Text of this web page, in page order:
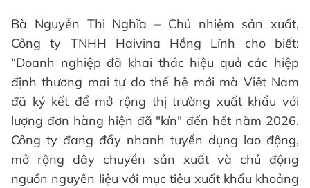
Bà Nguyễn Thị Nghĩa – Chủ nhiệm sản xuất,
Công ty TNHH Haivina Hồng Lĩnh cho biết:
“Doanh nghiệp đã khai thác hiệu quả các hiệp
định thương mại tự do thế hệ mới mà Việt Nam
đã ký kết để mở rộng thị trường xuất khẩu với
lượng đơn hàng hiện đã "kín" đến hết năm 2026.
Công ty đang đẩy nhanh tuyển dụng lao động,
mở rộng dây chuyền sản xuất và chủ động
nguồn nguyên liệu với mục tiêu xuất khẩu khoảng